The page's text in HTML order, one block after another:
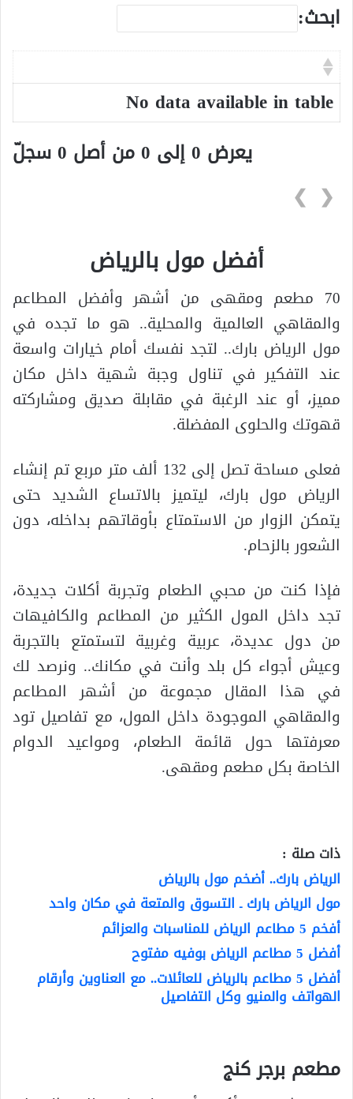
ابحث:
No data available in table
يعرض 0 إلى 0 من أصل 0 سجلّ
❮
❯
أفضل مول بالرياض
70 مطعم ومقهى من أشهر وأفضل المطاعم
والمقاهي العالمية والمحلية.. هو ما تجده في
مول الرياض بارك.. لتجد نفسك أمام خيارات واسعة
عند التفكير في تناول وجبة شهية داخل مكان
مميز، أو عند الرغبة في مقابلة صديق ومشاركته
قهوتك والحلوى المفضلة.
فعلى مساحة تصل إلى 132 ألف متر مربع تم إنشاء
الرياض مول بارك، ليتميز بالاتساع الشديد حتى
يتمكن الزوار من الاستمتاع بأوقاتهم بداخله، دون
الشعور بالزحام.
فإذا كنت من محبي الطعام وتجربة أكلات جديدة،
تجد داخل المول الكثير من المطاعم والكافيهات
من دول عديدة، عربية وغربية لتستمتع بالتجربة
وعيش أجواء كل بلد وأنت في مكانك.. ونرصد لك
في هذا المقال مجموعة من أشهر المطاعم
والمقاهي الموجودة داخل المول، مع تفاصيل تود
معرفتها حول قائمة الطعام، ومواعيد الدوام
الخاصة بكل مطعم ومقهى.
ذات صلة :
الرياض بارك.. أضخم مول بالرياض
مول الرياض بارك ـ التسوق والمتعة في مكان واحد
أفخم 5 مطاعم الرياض للمناسبات والعزائم
أفضل 5 مطاعم الرياض بوفيه مفتوح
أفضل 5 مطاعم بالرياض للعائلات.. مع العناوين وأرقام
الهواتف والمنيو وكل التفاصيل
مطعم برجر كنج